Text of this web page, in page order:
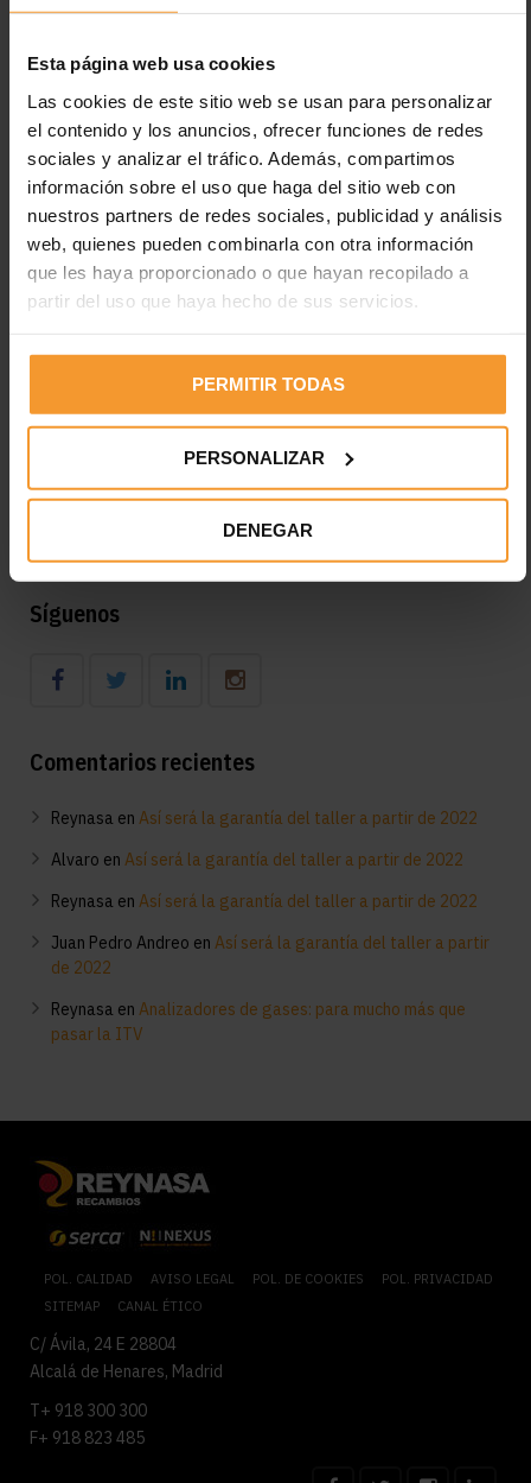
Esta página web usa cookies
Las cookies de este sitio web se usan para personalizar
el contenido y los anuncios, ofrecer funciones de redes
sociales y analizar el tráfico. Además, compartimos
información sobre el uso que haga del sitio web con
nuestros partners de redes sociales, publicidad y análisis
web, quienes pueden combinarla con otra información
que les haya proporcionado o que hayan recopilado a
partir del uso que haya hecho de sus servicios.
PERMITIR TODAS
PERSONALIZAR
DENEGAR
Entradas recientes
Los neumáticos están desgastados en el 2% de los
accidentes de tráfico con víctimas
Uno de cada cuatro vehículos circula con fallos en luces,
Electricidad estática en pinturas: peligros y medidas de
Desfase del 45,1% entre el IPC y lo que pagan las
aseguradoras por la pintura a los talleres madrileños
acondicionado: consejos clave
Síguenos
Comentarios recientes
Reynasa en Así será la garantía del taller a partir de 2022
Alvaro en Así será la garantía del taller a partir de 2022
Reynasa en Así será la garantía del taller a partir de 2022
Juan Pedro Andreo en Así será la garantía del taller a partir
de 2022
Reynasa en Analizadores de gases: para mucho más que
pasar la ITV
POL. CALIDAD AVISO LEGAL POL. DE COOKIES
POL. PRIVACIDAD
SITEMAP
CANAL ÉTICO
C/ Ávila, 24 E 28804
Alcalá de Henares, Madrid
T+ 918 300 300
F+ 918 823 485